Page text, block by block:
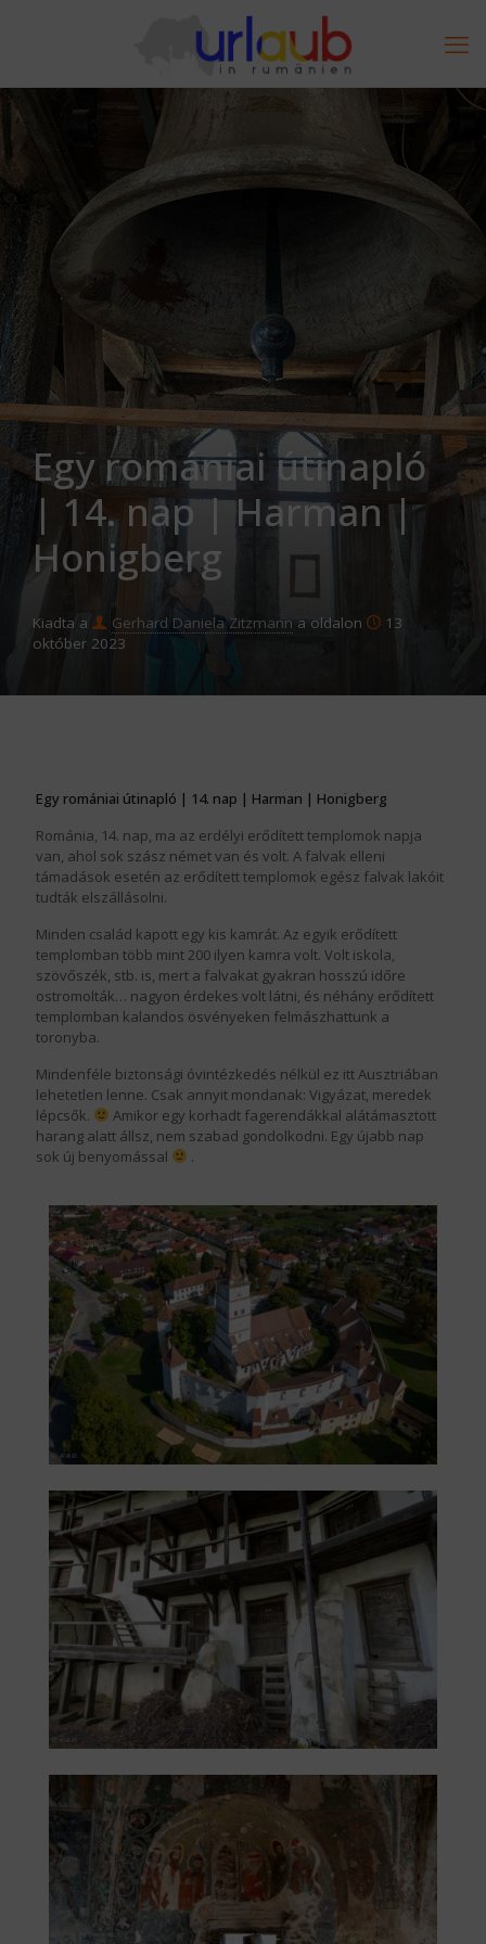
Egy romániai útinapló
| 14. nap | Harman |
Honigberg
Kiadta a Gerhard Daniela Zitzmann a oldalon
13
október 2023
Egy romániai útinapló | 14. nap | Harman | Honigberg
Románia, 14. nap, ma az erdélyi erődített templomok napja
van, ahol sok szász német van és volt. A falvak elleni
támadások esetén az erődített templomok egész falvak lakóit
tudták elszállásolni.
Minden család kapott egy kis kamrát. Az egyik erődített
templomban több mint 200 ilyen kamra volt. Volt iskola,
szövőszék, stb. is, mert a falvakat gyakran hosszú időre
ostromolták… nagyon érdekes volt látni, és néhány erődített
templomban kalandos ösvényeken felmászhattunk a
toronyba.
Mindenféle biztonsági óvintézkedés nélkül ez itt Ausztriában
lehetetlen lenne. Csak annyit mondanak: Vigyázat, meredek
lépcsők.
Amikor egy korhadt fagerendákkal alátámasztott
harang alatt állsz, nem szabad gondolkodni. Egy újabb nap
sok új benyomással
.